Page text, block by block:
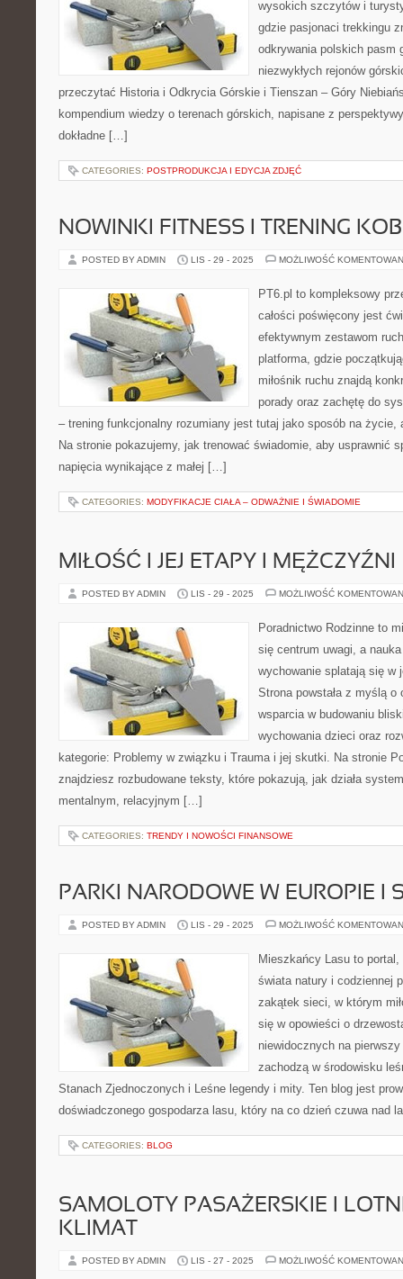
wysokich szczytów i
gdzie pasjonaci trekkingu
odkrywania polskich pasm
niezwykłych rejonów
przeczytać Historia i Odkrycia Górskie i Tienszan – Góry
kompendium wiedzy o terenach górskich, napisane z
dokładne […]
CATEGORIES: POSTPRODUKCJA I EDYCJA ZDJĘĆ
NOWINKI FITNESS I TRENING
POSTED BY ADMIN LIS - 29 - 2025 MOŻLIWOŚĆ
PT6.pl to kompleksowy
całości poświęcony jest
efektywnym zestawom
platforma, gdzie
miłośnik ruchu znajdą
porady oraz zachętę do
– trening funkcjonalny rozumiany jest tutaj jako sposób na
Na stronie pokazujemy, jak trenować świadomie, aby usprawnić
napięcia wynikające z małej […]
CATEGORIES: MODYFIKACJE CIAŁA – ODWAŻNIE I ŚWIADOMIE
MIŁOŚĆ I JEJ ETAPY I MĘŻCZYŹNI
POSTED BY ADMIN LIS - 29 - 2025 MOŻLIWOŚĆ
Poradnictwo Rodzinne to
się centrum uwagi, a
wychowanie splatają się w
Strona powstała z myślą
wsparcia w budowaniu
wychowania dzieci oraz
kategorie: Problemy w związku i Trauma i jej skutki. Na stronie
znajdziesz rozbudowane teksty, które pokazują, jak działa
mentalnym, relacyjnym […]
CATEGORIES: TRENDY I NOWOŚCI FINANSOWE
PARKI NARODOWE W EUROPIE I
POSTED BY ADMIN LIS - 29 - 2025 MOŻLIWOŚĆ
Mieszkańcy Lasu to
świata natury i codziennej
zakątek sieci, w którym
się w opowieści o
niewidocznych na
zachodzą w środowisku
Stanach Zjednoczonych i Leśne legendy i mity. Ten blog jest
doświadczonego gospodarza lasu, który na co dzień czuwa nad
CATEGORIES: BLOG
SAMOLOTY PASAŻERSKIE I
KLIMAT
POSTED BY ADMIN LIS - 27 - 2025 MOŻLIWOŚĆ